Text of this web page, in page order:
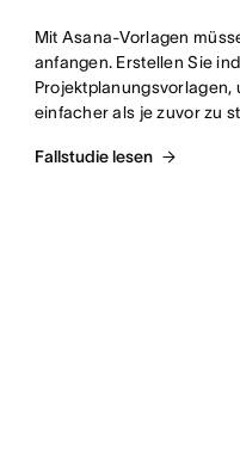
Mit Asana-Vorlagen
anfangen. Erstellen Sie
Projektplanungsvorlagen,
einfacher als je zuvor zu
Fallstudie lesen